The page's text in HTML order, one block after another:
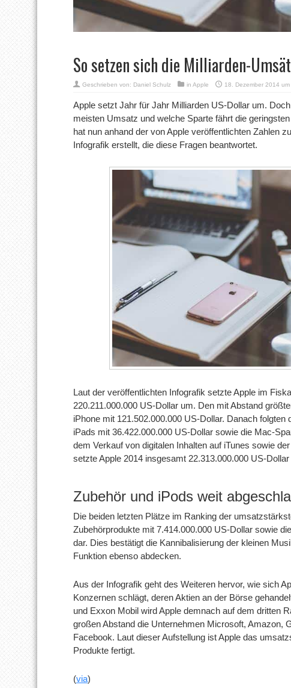
So setzen sich die Milliarden-
Geschrieben von: Daniel Schulz in Apple 18. Dezember 2014 um
Apple setzt Jahr für Jahr Milliarden US-Dollar um.
meisten Umsatz und welche Sparte fährt die
hat nun anhand der von Apple veröffentlichten Zahlen
Infografik erstellt, die diese Fragen beantwortet.
Laut der veröffentlichten Infografik setzte Apple im
220.211.000.000 US-Dollar um. Den mit Abstand
iPhone mit 121.502.000.000 US-Dollar. Danach folgten
iPads mit 36.422.000.000 US-Dollar sowie die Mac-
dem Verkauf von digitalen Inhalten auf iTunes sowie
setzte Apple 2014 insgesamt 22.313.000.000 US-Dollar
Zubehör und iPods weit
Die beiden letzten Plätze im Ranking der
Zubehörprodukte mit 7.414.000.000 US-Dollar sowie
dar. Dies bestätigt die Kannibalisierung der kleinen
Funktion ebenso abdecken.
Aus der Infografik geht des Weiteren hervor, wie sich
Konzernen schlägt, deren Aktien an der Börse
und Exxon Mobil wird Apple demnach auf dem dritten
großen Abstand die Unternehmen Microsoft, Amazon,
Facebook. Laut dieser Aufstellung ist Apple das
Produkte fertigt.
(via)